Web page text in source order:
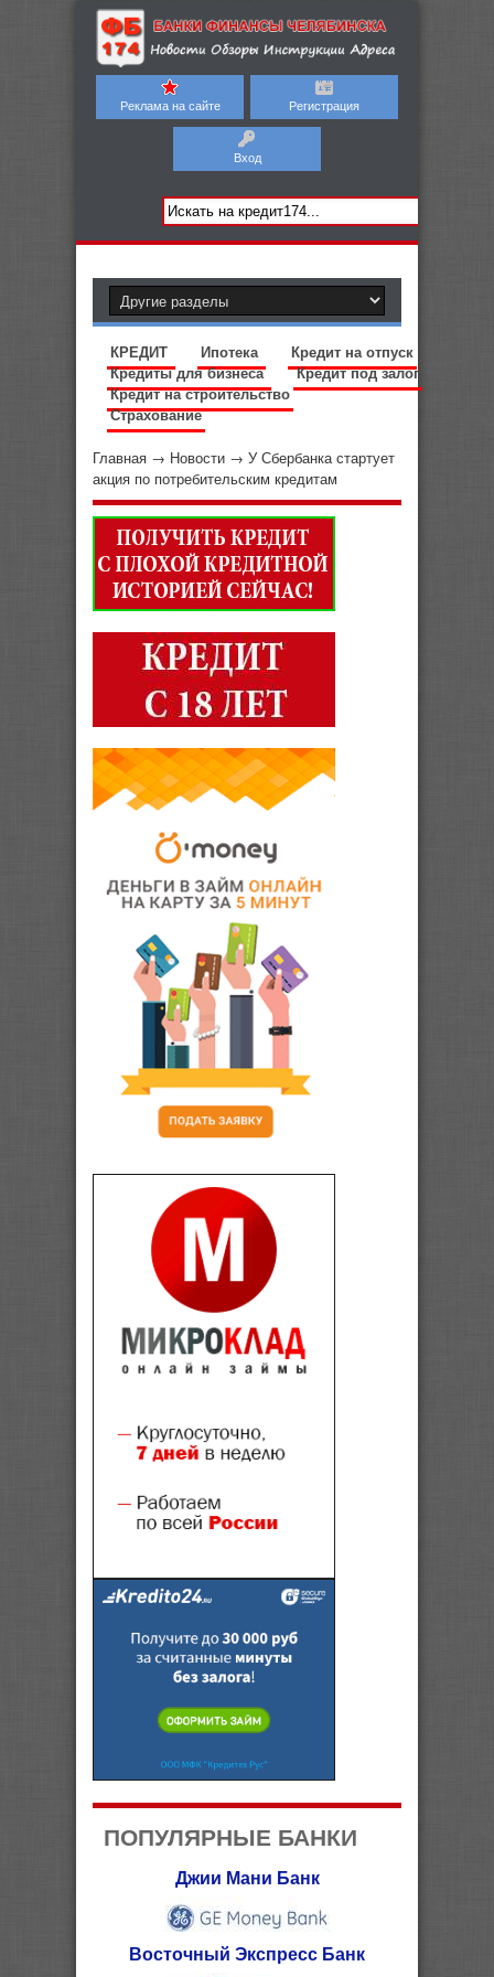
Реклама на сайте Регистрация
Вход
КРЕДИТ Ипотека
Кредит на отпуск
Кредиты для бизнеса
Кредит под залог
Кредит на строительство
Страхование
Главная → Новости → У Сбербанка стартует
акция по потребительским кредитам
ПОПУЛЯРНЫЕ БАНКИ
Джии Мани Банк
Восточный Экспресс Банк